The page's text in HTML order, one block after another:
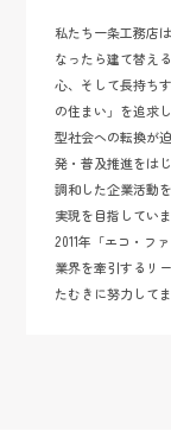
私たち一条工務店
なったら建て替え
心、そして長持ち
の住まい」を追求
型社会への転換が
発・普及推進をは
調和した企業活動
実現を目指してい
2011年「エコ・フ
業界を牽引するリ
たむきに努力して